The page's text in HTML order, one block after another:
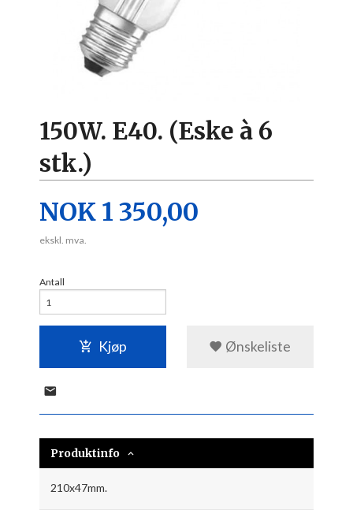
150W. E40. (Eske à 6
stk.)
Pris
NOK 1 350,00
ekskl. mva.
Antall
Kjøp Ønskeliste
Produktinfo
210x47mm.